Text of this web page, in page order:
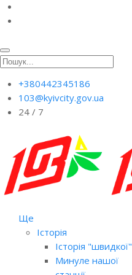
+380442345186
103@kyivcity.gov.ua
24 / 7
Ще
Історія
Історія "швидкої"
Минуле нашої